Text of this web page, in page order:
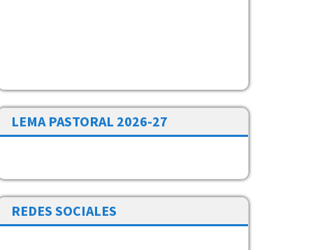
LEMA PASTORAL 2026-27
REDES SOCIALES